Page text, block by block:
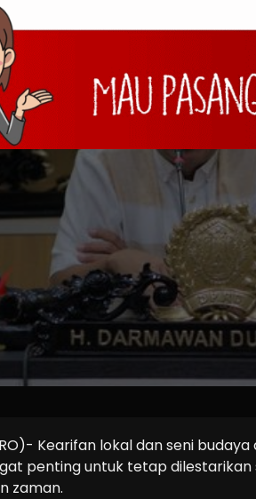
Kearifan lokal dan seni
penting untuk tetap dilestarikan
zaman.